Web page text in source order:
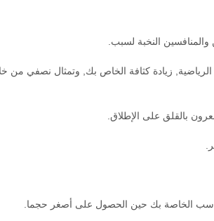
زيادة كثافة الخاص بك, وتمثال نصفي من